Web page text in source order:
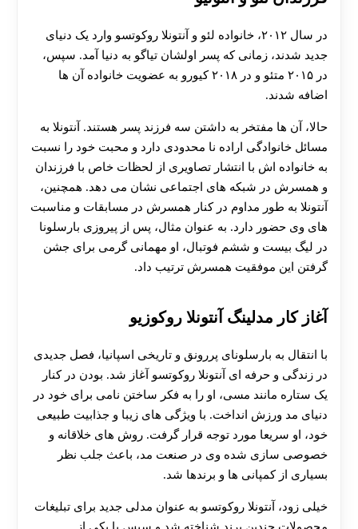
در سال ۲۰۱۲، خانواده لئو و آنتونلا روکوتسو وارد یک دنیای
جدید شدند، زمانی که پسر اولشان تیاگو به دنیا آمد. سپس،
در ۲۰۱۵ متئو و در ۲۰۱۸ کیورو به عضویت خانواده آن ها
اضافه شدند.
حالا، آن ها مفتخر به داشتن سه فرزند پسر هستند. آنتونلا به
مسائل خانوادگی اراده نا محدودی دارد و محبت خود را نسبت
به خانواده اش با انتشار تصاویری از لحظات خاص با فرزندان
و همسرش در شبکه‌ های اجتماعی نشان می‌ دهد. همچنین،
آنتونلا به طور مداوم در کنار همسرش در مسابقات و مناسبت‌
های وی حضور دارد. به عنوان مثال، پس از پیروزی بارسلونا
در لیگ بیست و ششم فوتبال، او مهمانی گرمی برای جشن
گرفتن این موفقیت همسرش ترتیب داد.
آغاز کار مدلينگ آنتونلا روکوزیو
با انتقال به بارسلونای پررونق و تاریخی اسپانیا، فصل جدیدی
در زندگی و حرفه‌ ای آنتونلا روکوتسو آغاز شد. بودن در کنار
یک ستاره مانند مسی، او را به فکر ساختن نامی برای خود در
دنیای مد ورزش انداخت. با ویژگی‌ های زیبا و جذابیت طبیعی
خود، او سریعا مورد توجه قرار گرفت. روش های خلاقانه و
خصوصی‌ سازی شده وی در صنعت مد، باعث جلب نظر
بسیاری از کمپانی‌ ها و برندها شد.
خیلی زود، آنتونلا روکوتسو به عنوان مدلی جدید برای تبلیغات